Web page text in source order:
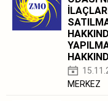
MERKEZ